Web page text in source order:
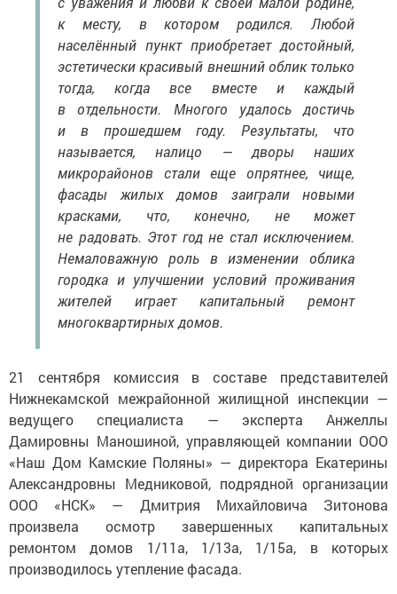
к месту, в котором родился. Любой
населённый пункт приобретает достойный,
эстетически красивый внешний облик только
тогда, когда все вместе и каждый
в отдельности. Многого удалось достичь
и в прошедшем году. Результаты, что
называется, налицо — дворы наших
микрорайонов стали еще опрятнее, чище,
фасады жилых домов заиграли новыми
красками, что, конечно, не может
не радовать. Этот год не стал исключением.
Немаловажную роль в изменении облика
городка и улучшении условий проживания
жителей играет капитальный ремонт
многоквартирных домов.
21 сентября комиссия в составе представителей
Нижнекамской межрайонной жилищной инспекции —
ведущего специалиста — эксперта Анжеллы
Дамировны Маношиной, управляющей компании ООО
«Наш Дом Камские Поляны» — директора Екатерины
Александровны Медниковой, подрядной организации
ООО «НСК» — Дмитрия Михайловича Зитонова
произвела осмотр завершенных капитальных
ремонтом домов 1/11а, 1/13а, 1/15а, в которых
производилось утепление фасада.